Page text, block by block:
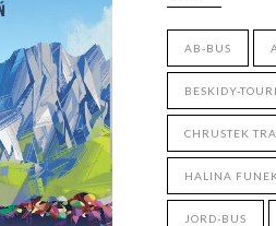
AB-BUS
BESKIDY-
CHRUSTEK
HALINA FUNEK
JORD-BUS